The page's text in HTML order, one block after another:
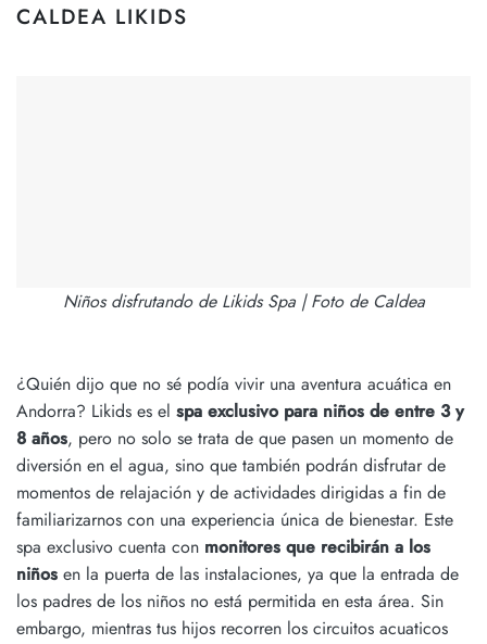
CALDEA LIKIDS
Niños disfrutando de Likids Spa | Foto de Caldea
¿Quién dijo que no sé podía vivir una aventura acuática en
Andorra? Likids es el spa exclusivo para niños de entre 3 y
8 años, pero no solo se trata de que pasen un momento de
diversión en el agua, sino que también podrán disfrutar de
momentos de relajación y de actividades dirigidas a fin de
familiarizarnos con una experiencia única de bienestar. Este
spa exclusivo cuenta con monitores que recibirán a los
niños en la puerta de las instalaciones, ya que la entrada de
los padres de los niños no está permitida en esta área. Sin
embargo, mientras tus hijos recorren los circuitos acuaticos